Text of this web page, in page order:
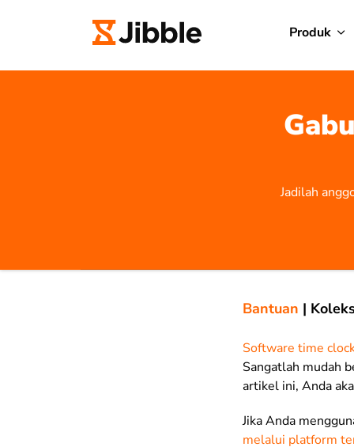
Produk
Jadilah
Bantuan |
Software time
Sangatlah mudah
artikel ini, Anda
Jika Anda
melalui platform